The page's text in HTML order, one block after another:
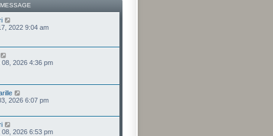
2022 9:04 am
2026 4:36 pm
2026 6:07 pm
2026 6:53 pm